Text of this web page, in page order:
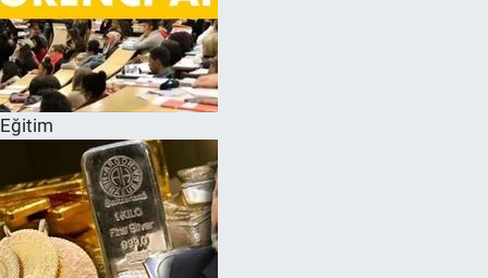
Eğitim